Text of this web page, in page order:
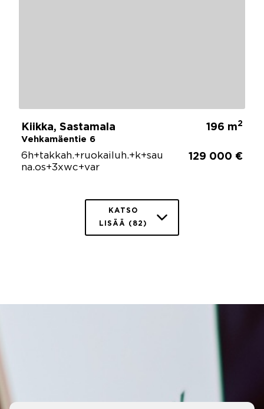
Kiikka, Sastamala
Vehkamäentie 6
196 m2
6h+takkah.+ruokailuh.+k+sau
na.os+3xwc+var
129 000 €
KATSO
LISÄÄ (82)